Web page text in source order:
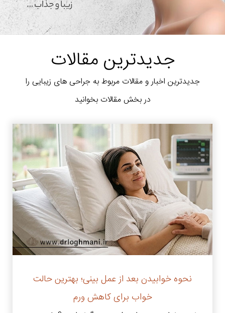
جدیدترین مقالات
جدیدترین اخبار و مقالات مربوط به جراحی های زیبایی را
در بخش مقالات بخوانید
نحوه خوابیدن بعد از عمل بینی؛ بهترین حالت
خواب برای کاهش ورم